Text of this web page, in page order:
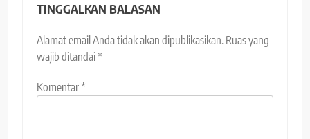
TINGGALKAN BALASAN
Alamat email Anda tidak akan dipublikasikan. Ruas yang
wajib ditandai*
Komentar*